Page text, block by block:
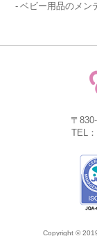
ベビー用品のメン
〒
TEL
Copyright ©